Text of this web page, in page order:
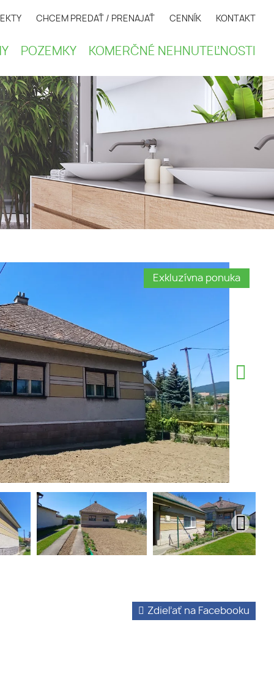
CHCEM PREDAŤ / PRENAJAŤ CENNÍK KONTAKT
POZEMKY KOMERČNÉ NEHNUTEĽNOSTI
Exkluzívna ponuka
Zdieľať na Facebooku